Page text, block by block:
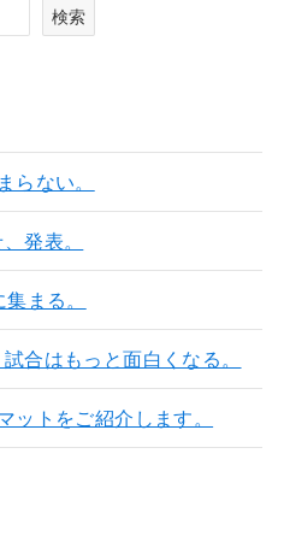
検索
ない。
発表。
まる。
合はもっと面白くなる。
トをご紹介します。